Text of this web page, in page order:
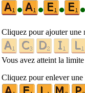
•
• • •
Cliquez pour ajouter une
Vous avez atteint la
Cliquez pour enlever une